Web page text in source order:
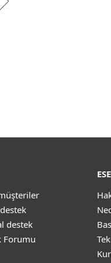
destek
Forumu